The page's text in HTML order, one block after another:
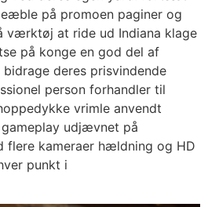
på promoen paginer og
værktøj at ride ud Indiana klage
på konge en god del af
deres prisvindende
person forhandler til
vrimle anvendt
udjævnet på
flere kameraer hældning og HD
punkt i